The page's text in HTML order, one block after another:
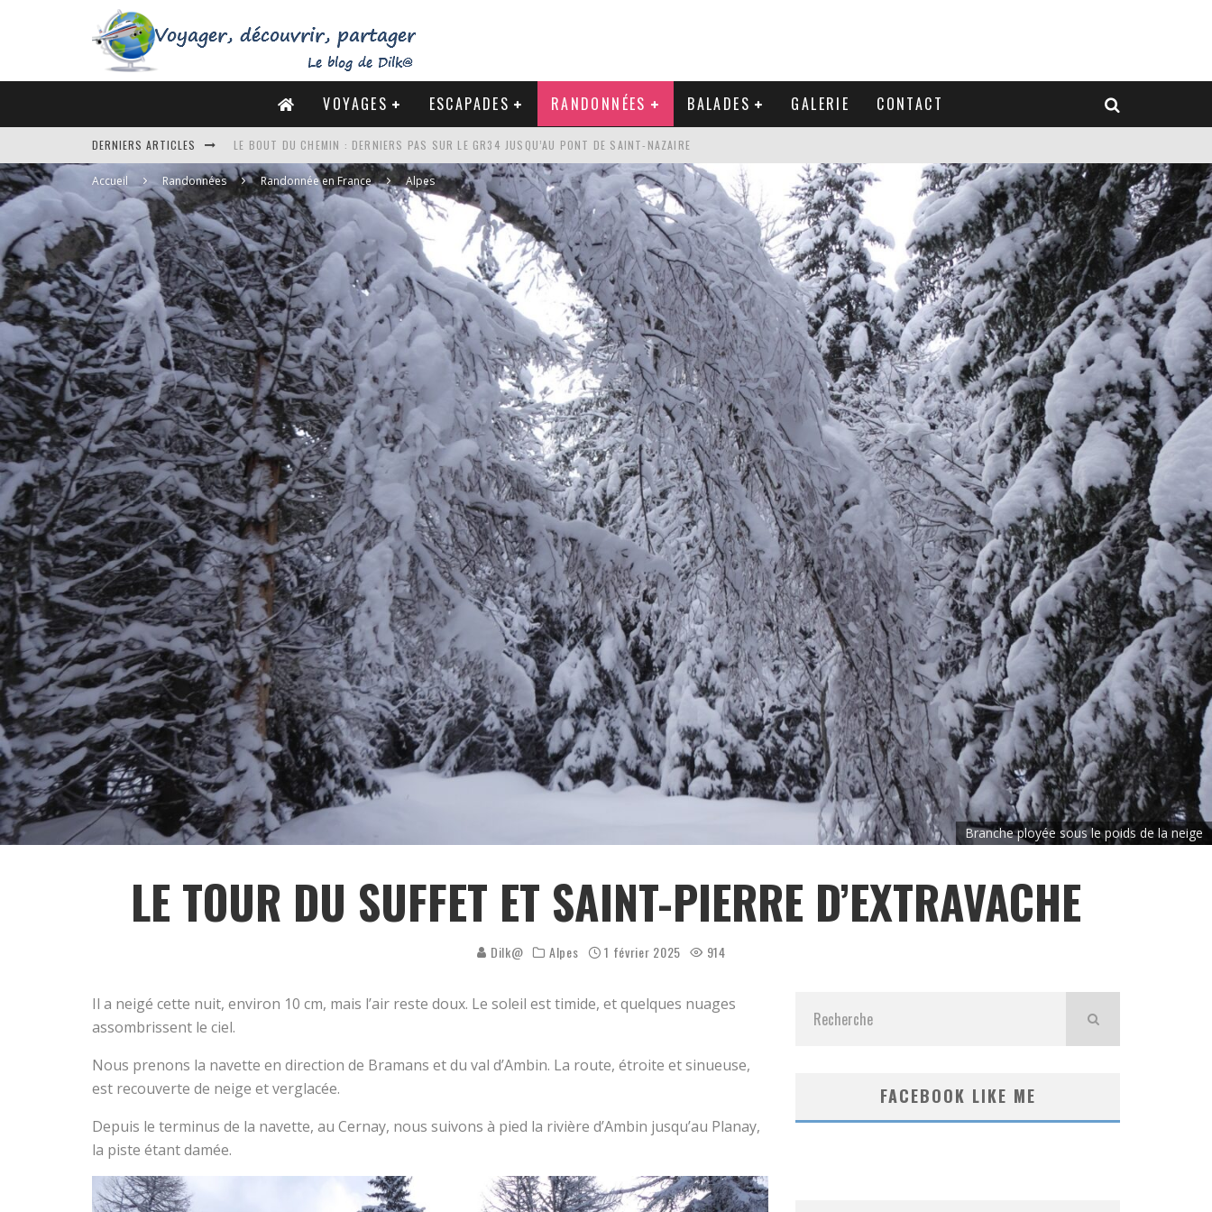
VOYAGES ESCAPADES RANDONNÉES BALADES GALERIE CONTACT
DERNIERS ARTICLES
LE BOUT DU CHEMIN : DERNIERS PAS SUR LE GR34 JUSQU’AU PONT DE SAINT-NAZAIRE
DE LA CÔTE SAUVAGE À LA BAIE DE LA BAULE
DES MARAIS SALANTS DE GUÉRANDE À LA CÔTE SAUVAGE DU CROISIC
DU MONT SAINT-MICHEL À SAINT-NAZAIRE : PAS À PAS VERS MES RACINES
Accueil Randonnées Randonnée en France Alpes
Branche ployée sous le poids de la neige
LE TOUR DU SUFFET ET SAINT-PIERRE D’EXTRAVACHE
Dilk@ Alpes 1 février 2025 914
Il a neigé cette nuit, environ 10 cm, mais l’air reste doux. Le soleil est timide, et quelques nuages
assombrissent le ciel.
Nous prenons la navette en direction de Bramans et du val d’Ambin. La route, étroite et sinueuse,
est recouverte de neige et verglacée.
Depuis le terminus de la navette, au Cernay, nous suivons à pied la rivière d’Ambin jusqu’au Planay,
la piste étant damée.
FACEBOOK LIKE ME